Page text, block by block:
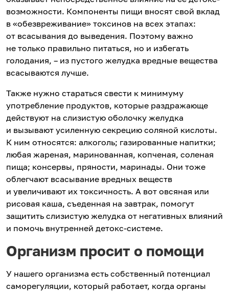
возможности. Компоненты пищи вносят свой вклад
в «обезвреживание» токсинов на всех этапах:
от всасывания до выведения. Поэтому важно
не только правильно питаться, но и избегать
голодания, – из пустого желудка вредные вещества
всасываются лучше.
Также нужно стараться свести к минимуму
употребление продуктов, которые раздражающе
действуют на слизистую оболочку желудка
и вызывают усиленную секрецию соляной кислоты.
К ним относятся: алкоголь; газированные напитки;
любая жареная, маринованная, копченая, соленая
пища; консервы, пряности, маринады. Они тоже
облегчают всасывание вредных веществ
и увеличивают их токсичность. А вот овсяная или
рисовая каша, съеденная на завтрак, помогут
защитить слизистую желудка от негативных влияний
и помочь внутренней детокс-системе.
Организм просит о помощи
У нашего организма есть собственный потенциал
саморегуляции, который работает, когда органы